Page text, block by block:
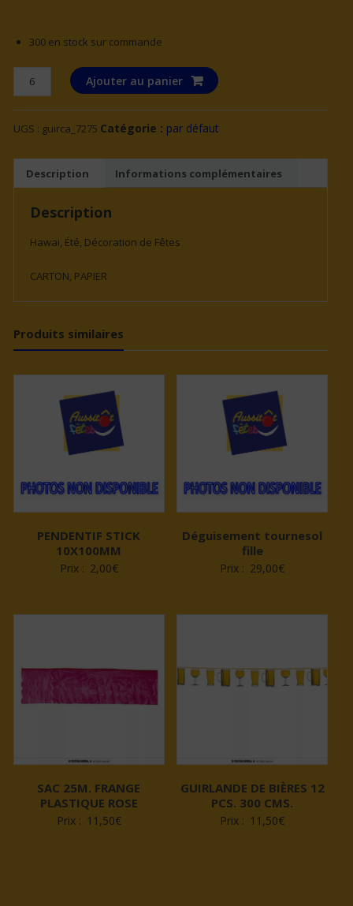
300 en stock sur commande
quantité
de
GUIRLANDE
DE
CMS.
Ajouter au panier
UGS : guirca_7275 Catégorie : par défaut
Description Informations complémentaires
Description
Hawai, Été, Décoration de Fêtes
CARTON, PAPIER
Produits similaires
PENDENTIF STICK
10X100MM
Prix : 2,00€
Déguisement tournesol
fille
Prix : 29,00€
SAC 25M. FRANGE
PLASTIQUE ROSE
Prix : 11,50€
GUIRLANDE DE BIÈRES 12
PCS. 300 CMS.
Prix : 11,50€